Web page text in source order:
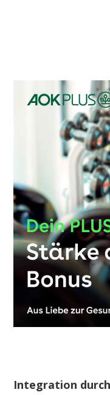
Integration